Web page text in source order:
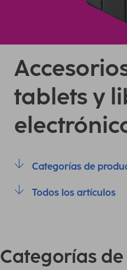
tablets y
Categorías de
Todos los artículos
Categorías